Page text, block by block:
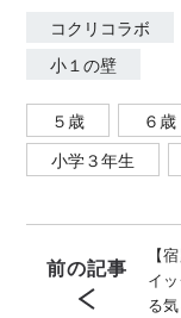
コクリコラボ
小１の壁
５歳 ６歳
小学３年生
前の記事
【
イ
る